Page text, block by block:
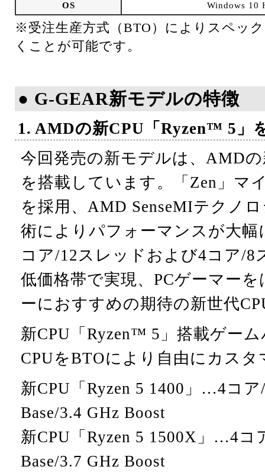
OS
Windows 10
※受注生産方式（BTO）によりスペッ
くことが可能です。
● G-GEAR新モデルの特徴
1. AMDの新CPU「Ryzen™ 5」
今回発売の新モデルは、AMD
を搭載しています。「Zen」マ
を採用、AMD SenseMIテクノ
術によりパフォーマンスが大
コア/12スレッドおよび4コア/8
低価格帯で実現、PCゲーマー
ーにおすすめの期待の新世代
新CPU「Ryzen™ 5」搭載ゲー
CPUをBTOにより自由にカス
新CPU「Ryzen 5 1400」…4コ
Base/3.4 GHz Boost
新CPU「Ryzen 5 1500X」…4コ
Base/3.7 GHz Boost